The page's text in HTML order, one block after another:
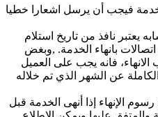
فيجب أن يرسل اشعارا خطيا
يعتبر نافذ من تاريخ استلام
بانهاء الخدمة. ,وبغض
فانه يجب على العميل
عن الشهر الذي تم خلاله
الإنهاء إذا أنهى الخدمة قبل